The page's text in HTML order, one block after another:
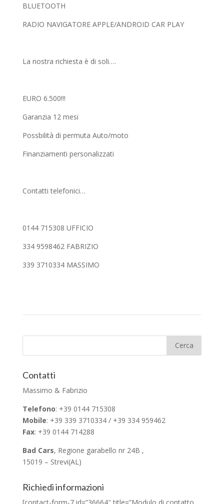
BLUETOOTH
RADIO NAVIGATORE APPLE/ANDROID CAR PLAY
La nostra richiesta è di soli….
EURO 6.500!!!
Garanzia 12 mesi
Possbilità di permuta Auto/moto
Finanziamenti personalizzati
Contatti telefonici…
0144 715308 UFFICIO
334 9598462 FABRIZIO
339 3710334 MASSIMO
Contatti
Massimo & Fabrizio
Telefono: +39 0144 715308
Mobile: +39 339 3710334 / +39 334 959462
Fax: +39 0144 714288
Bad Cars, Regione garabello nr 24B ,
15019 – Strevi(AL)
Richiedi informazioni
[contact-form-7 id=”36664″ title=”Modulo di contatto